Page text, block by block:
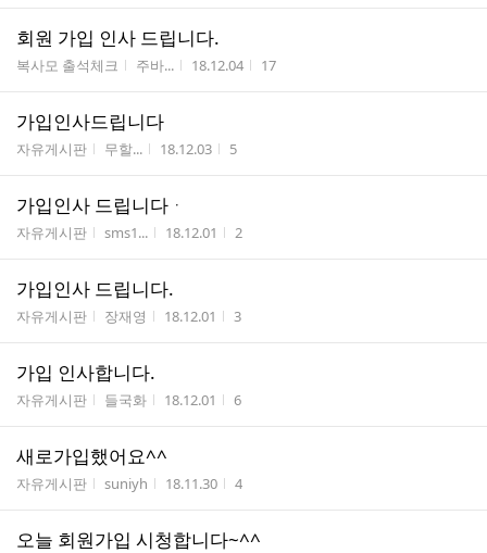
회원 가입 인사 드립니다.
게시판명
복사모 출석체크 작성자
주바... 작성시간
18.12.04 조회수
17
가입인사드립니다
게시판명
자유게시판 작성자
무할... 작성시간
18.12.03 조회수
5
가입인사 드립니다ᆞ
게시판명
자유게시판 작성자
sms1... 작성시간
18.12.01 조회수
2
가입인사 드립니다.
게시판명
자유게시판 작성자
장재영 작성시간
18.12.01 조회수
3
가입 인사합니다.
게시판명
자유게시판 작성자
들국화 작성시간
18.12.01 조회수
6
새로가입했어요^^
게시판명
자유게시판 작성자
suniyh 작성시간
18.11.30 조회수
4
오늘 회원가입 시청합니다~^^